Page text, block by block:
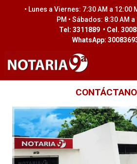
• Lunes a Viernes: 7:30 AM a 12:00
PM • Sábados: 8:30 AM a
Tel: 3311889 • Cel.
WhatsApp: